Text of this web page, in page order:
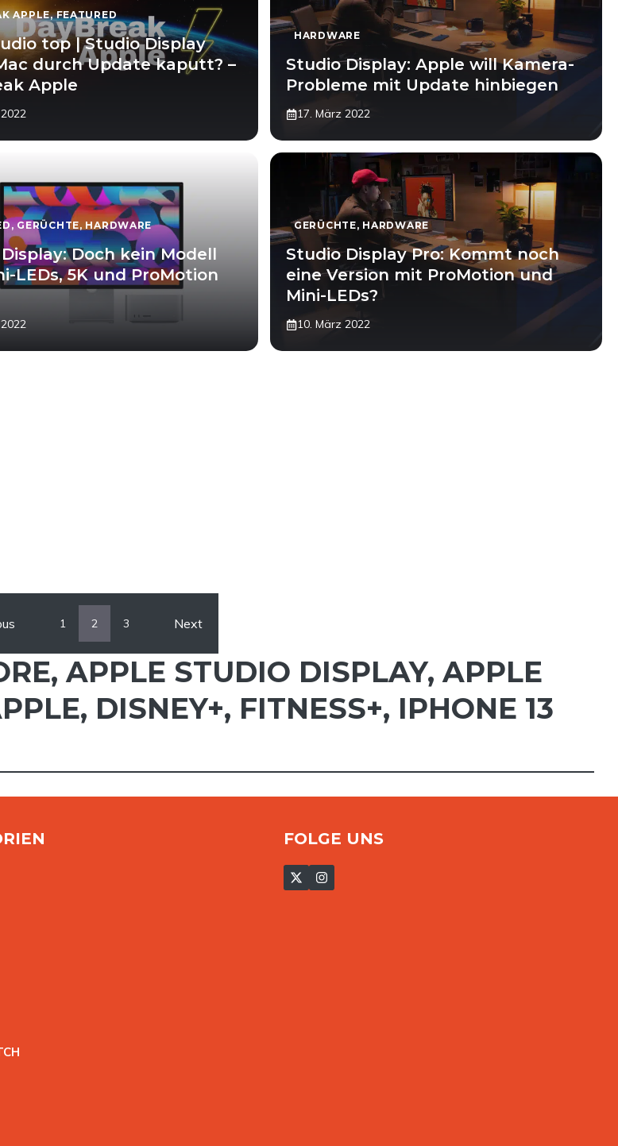
APPLE,FEATURED
top | Studio Display
durch Update kaputt? –
Apple
HARDWARE
Studio Display: Apple will Kamera-
Probleme mit Update hinbiegen
17. März 2022
,GERÜCHTE, HARDWARE
Doch kein Modell
LEDs, 5K und ProMotion
GERÜCHTE, HARDWARE
Studio Display Pro: Kommt noch
eine Version mit ProMotion und
Mini-LEDs?
10. März 2022
1 2 3 Next
,APPLE STUDIO DISPLAY,APPLE
, DISNEY+, FITNESS+, IPHONE 13
H
FOLGE UNS